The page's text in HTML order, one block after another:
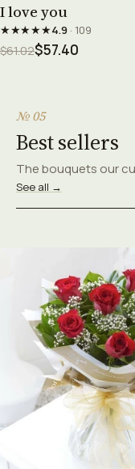
I love you
★★★★★4.9· 109
$61.02$57.40
№ 05
Best sellers
The bouquets our
See all →